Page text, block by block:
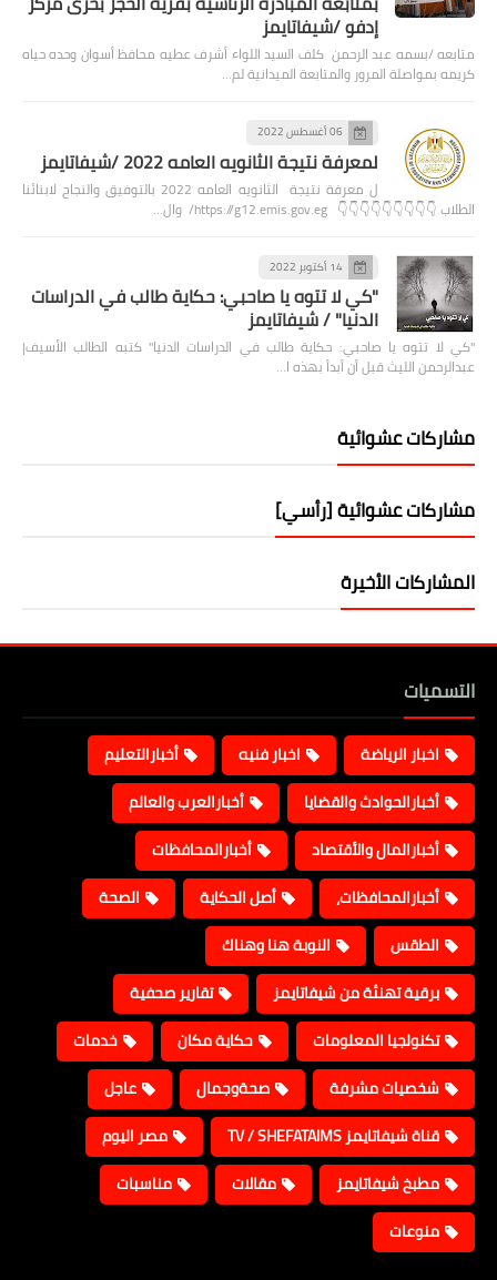
إدفو /شيفاتايمز
متابعه /بسمه عبد الرحمن كلف السيد اللواء أشرف عطيه محافظ أسوان وحده حياه
كريمه بمواصلة المرور والمتابعة الميدانية لم…
06 أغسطس 2022
لمعرفة نتيجة الثانويه العامه 2022 /شيفاتايمز
ل معرفة نتيجة الثانويه العامه 2022 بالتوفيق والنجاح لابنائنا
الطلاب 👇👇👇👇👇👇👇👇👇 https://g12.emis.gov.eg/ وال…
14 أكتوبر 2022
"كي لا تتوه يا صاحبي: حكاية طالب في الدراسات
الدنيا" / شيفاتايمز
"كي لا تتوه يا صاحبي: حكاية طالب في الدراسات الدنيا" كتبه الطالب الأسيف|
عبدالرحمن الليث قبل أن أبدأ بهذه ا…
مشاركات عشوائية
مشاركات عشوائية [رأسي]
المشاركات الأخيرة
التسميات
اخبار الرياضة اخبار فنيه
أخبارالتعليم
أخبارالحوادث والقضايا
أخبارالعرب والعالم
أخبارالمال والأقتصاد
أخبارالمحافظات
أخبارالمحافظات،
أصل الحكاية
الصحة
الطقس
النوبة هنا وهناك
برقية تهنئة من شيفاتايمز
تقارير صحفية
تكنولجيا المعلومات
حكاية مكان
خدمات
شخصيات مشرفة
صحةوجمال
عاجل
قناة شيفاتايمز TV / SHEFATAIMS
مصر اليوم
مطبخ شيفاتايمز
مقالات
مناسبات
منوعات